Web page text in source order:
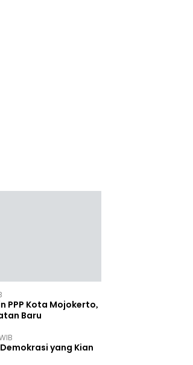
PPP Kota Mojokerto,
Baru
yang Kian